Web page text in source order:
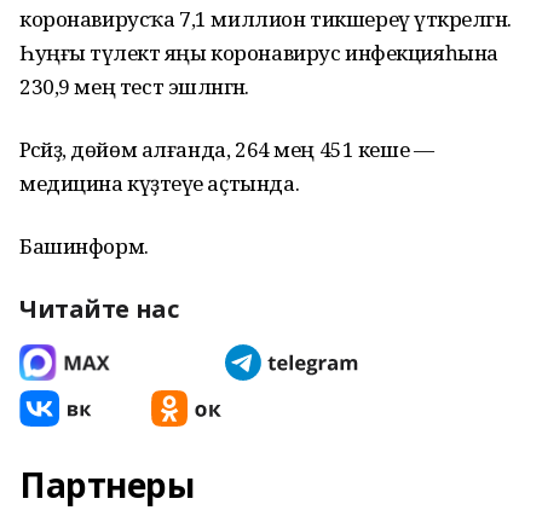
коронавирусҡа 7,1 миллион тикшереү үткәрелгән.
Һуңғы тәүлектә яңы коронавирус инфекцияһына
230,9 мең тест эшләнгән.
Рәсәйҙә, дөйөм алғанда, 264 мең 451 кеше —
медицина күҙәтеүе аҫтында.
Башинформ.
Читайте нас
Партнеры